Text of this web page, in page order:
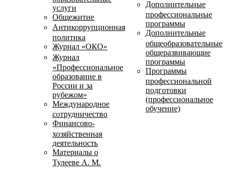
услуги
Общежитие
Антикоррупционная
политика
Журнал «ОКО»
Журнал
«Профессиональное
образование в
России и за
рубежом»
Международное
сотрудничество
Финансово-
хозяйственная
деятельность
Материалы о
Тулееве А. М.
Дополнительные
профессиональные
программы
Дополнительные
общеобразовательные
общеразвивающие
программы
Программы
профессиональной
подготовки
(профессиональное
обучение)